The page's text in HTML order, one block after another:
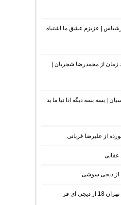
| عزیزم عشق ما اشتباه
زمان از محمدرضا شجریان |
| بسه بسه دیگه ادا نیا ما بد
از علیرضا قربانی
عقابی
دانلود آهنگ ریمیکس رادیو تهران 18 از دیجی ای فر